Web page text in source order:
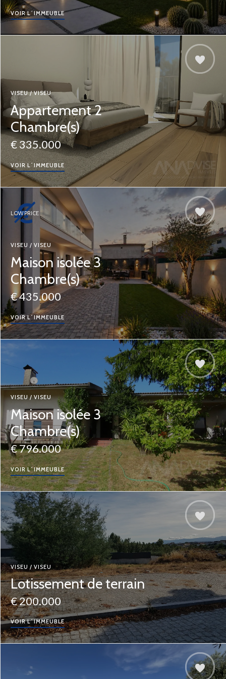
VOIR L´IMMEUBLE
VISEU / VISEU
Appartement 2
Chambre(s)
€ 335.000
VOIR L´IMMEUBLE
LOW PRICE
VISEU / VISEU
Maison isolée 3
Chambre(s)
€ 435.000
VOIR L´IMMEUBLE
VISEU / VISEU
Maison isolée 3
Chambre(s)
€ 796.000
VOIR L´IMMEUBLE
VISEU / VISEU
Lotissement de terrain
€ 200.000
VOIR L´IMMEUBLE